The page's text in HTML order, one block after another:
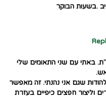
.בשעות הבוקר
באתי עם שני התאומים שלי
שגם אני נהנתי. זה מאפשר
וליצור חפצים כיפיים בעזרת